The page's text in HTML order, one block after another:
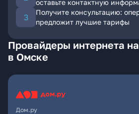
оставьте контактную
Получите консультацию:
предложит лучшие тарифы
Провайдеры интернета
в Омске
Дом.ру